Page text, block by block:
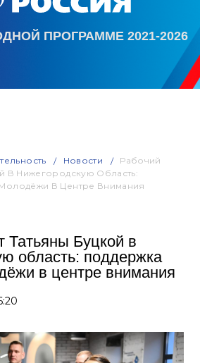
ПРОГРАММЕ 2021-2026
Новости
Рабочий
В Нижегородскую Область:
В Центре Внимания
Татьяны Буцкой в
область: поддержка
в центре внимания